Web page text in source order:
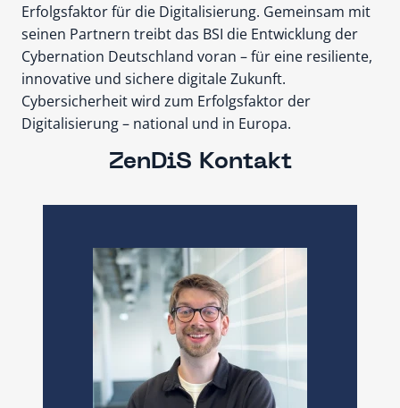
Erfolgsfaktor für die Digitalisierung. Gemeinsam mit
seinen Partnern treibt das BSI die Entwicklung der
Cybernation Deutschland voran – für eine resiliente,
innovative und sichere digitale Zukunft.
Cybersicherheit wird zum Erfolgsfaktor der
Digitalisierung – national und in Europa.
ZenDiS Kontakt